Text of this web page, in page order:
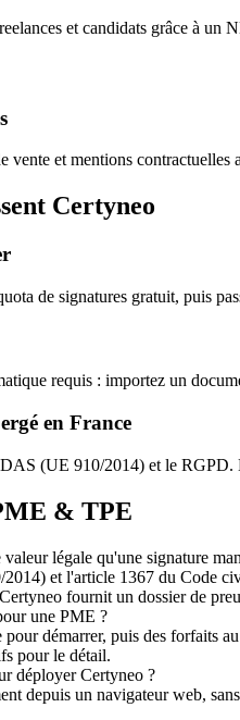
et candidats grâce à
vente et mentions contractuelles
Certyneo
de signatures gratuit, puis
requis : importez un
en France
(UE 910/2014) et le
& TPE
légale qu'une signature
et l'article 1367 du Code
fournit un dossier de
une PME ?
démarrer, puis des forfaits
pour le détail.
déployer Certyneo ?
depuis un navigateur web,